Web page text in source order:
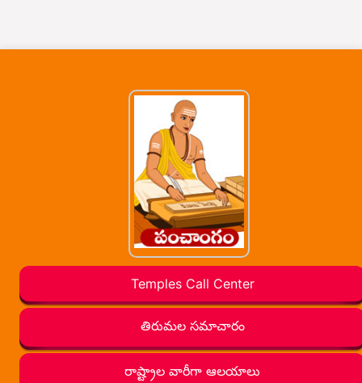
Temples Call Center
తిరుమల సమాచారం
రాష్ట్రాల వారీగా ఆలయాలు